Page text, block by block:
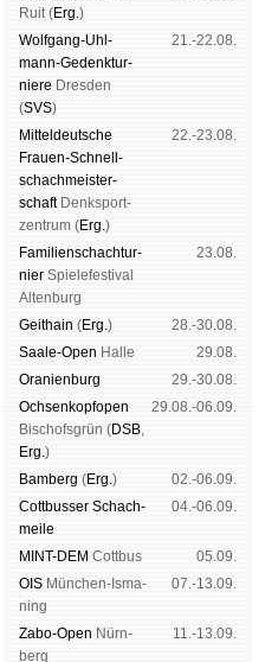
Ruit (Erg.)
Wolf­gang-Uhl­
mann-Ge­denk­tur­
niere Dres­den
(SVS)
21.-22.08.
Mit­tel­deu­tsche
Frauen-Schnell­
schach­meis­ter­
schaftDenk­sport­
zen­trum (Erg.)
22.-23.08.
Familien­schach­tur­
nier Spiele­fes­ti­val
Al­ten­burg
23.08.
Geit­hain (Erg.)
28.-30.08.
Saale-Open Halle
29.08.
Oranien­burg
29.-30.08.
Och­sen­kopf­open
Bischofs­grün (DSB,
Erg.)
29.08.-06.09.
Bam­berg (Erg.)
02.-06.09.
Cott­busser Schach­
meile
04.-06.09.
MINT-DEM Cott­bus
05.09.
OIS Mün­chen-Is­ma­
ning
07.-13.09.
Zabo-Open Nürn­
berg
11.-13.09.